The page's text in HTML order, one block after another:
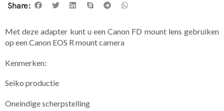
Share:
Met deze adapter kunt u een Canon FD mount lens gebruiken
op een Canon EOS R mount camera
​Kenmerken:
Seiko productie
Oneindige scherpstelling